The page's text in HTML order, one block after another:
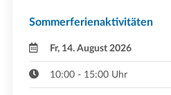
Sommerferienaktivitäten
Fr, 14. August 2026
10:00 - 15:00 Uhr